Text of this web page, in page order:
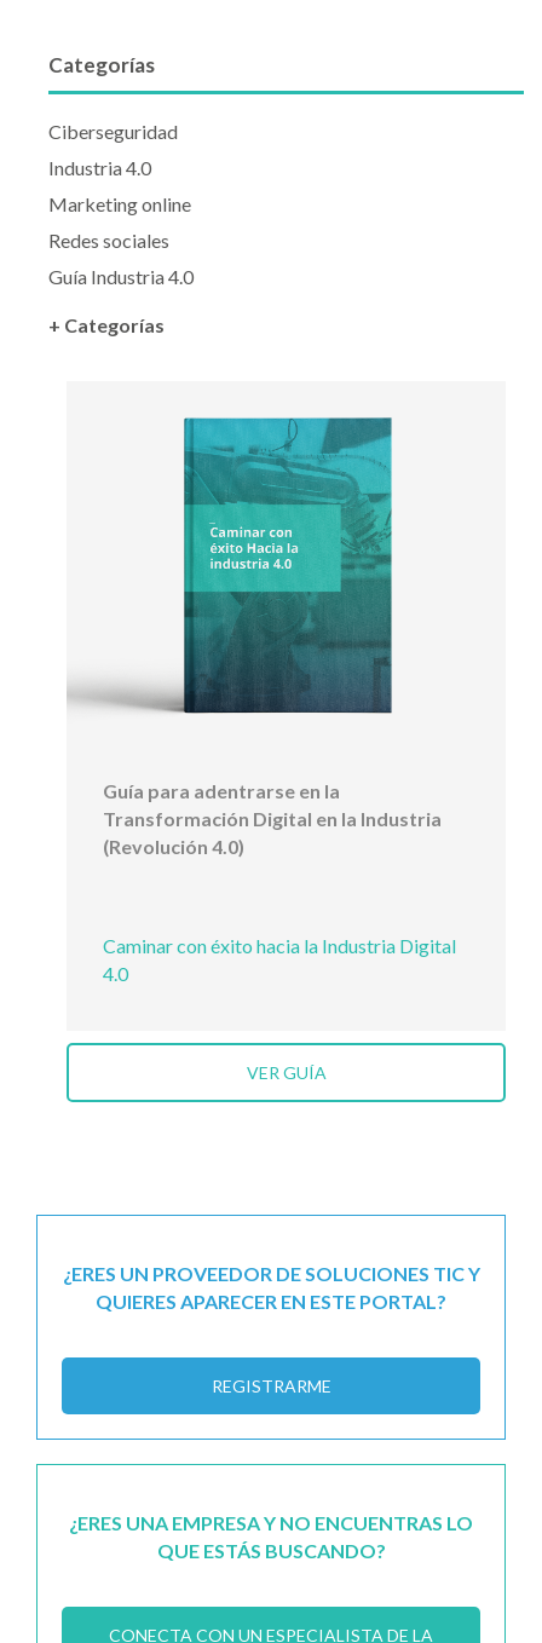
Categorías
Ciberseguridad
Industria 4.0
Marketing online
Redes sociales
Guía Industria 4.0
+ Categorías
Guía para adentrarse en la
Transformación Digital en la Industria
(Revolución 4.0)
Caminar con éxito hacia la Industria Digital
4.0
VER GUÍA
¿ERES UN PROVEEDOR DE SOLUCIONES TIC Y
QUIERES APARECER EN ESTE PORTAL?
REGISTRARME
¿ERES UNA EMPRESA Y NO ENCUENTRAS LO
QUE ESTÁS BUSCANDO?
CONECTA CON UN ESPECIALISTA DE LA